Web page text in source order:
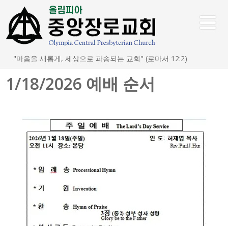
"마음을 새롭게, 세상으로 파송되는 교회" (로마서 12:2)
1/18/2026 예배 순서